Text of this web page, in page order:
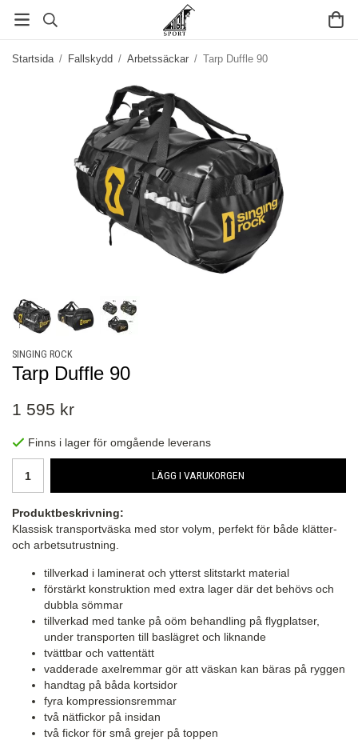
Startsida / Fallskydd / Arbetssäckar / Tarp Duffle 90
SINGING ROCK
Tarp Duffle 90
1 595 kr
Finns i lager för omgående leverans
LÄGG I VARUKORGEN
Produktbeskrivning:
Klassisk transportväska med stor volym, perfekt för både klätter-
och arbetsutrustning.
tillverkad i laminerat och ytterst slitstarkt material
förstärkt konstruktion med extra lager där det behövs och
dubbla sömmar
tillverkad med tanke på oöm behandling på flygplatser,
under transporten till baslägret och liknande
tvättbar och vattentätt
vadderade axelremmar gör att väskan kan bäras på ryggen
handtag på båda kortsidor
fyra kompressionsremmar
två nätfickor på insidan
två fickor för små grejer på toppen